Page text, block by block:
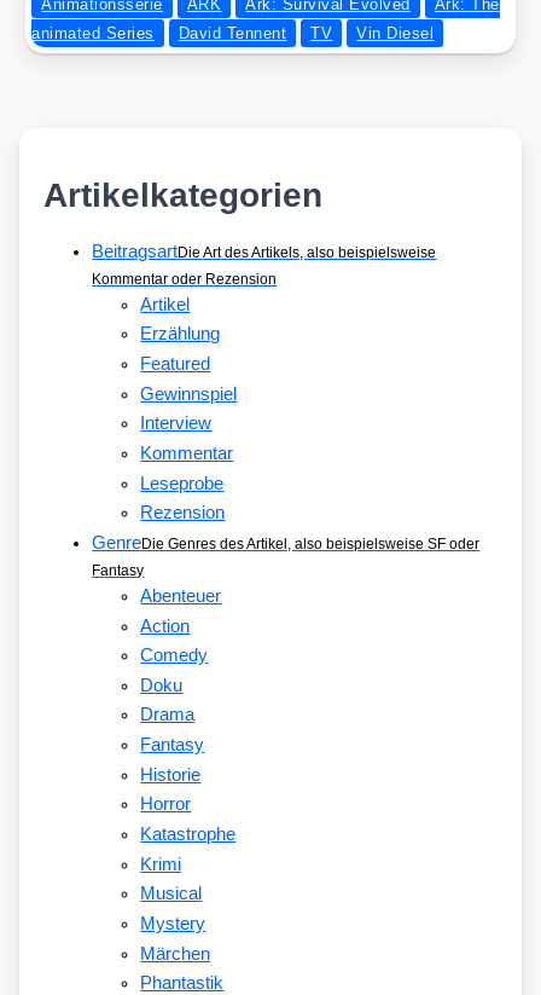
Animationsserie ARK Ark: Survival Evolved
Ark: The
animated Series
David Tennent TV Vin Diesel
Artikelkategorien
BeitragsartDie Art des Artikels, also beispielsweise
Kommentar oder Rezension
Artikel
Erzählung
Featured
Gewinnspiel
Interview
Kommentar
Leseprobe
Rezension
GenreDie Genres des Artikel, also beispielsweise SF oder
Fantasy
Abenteuer
Action
Comedy
Doku
Drama
Fantasy
Historie
Horror
Katastrophe
Krimi
Musical
Mystery
Märchen
Phantastik